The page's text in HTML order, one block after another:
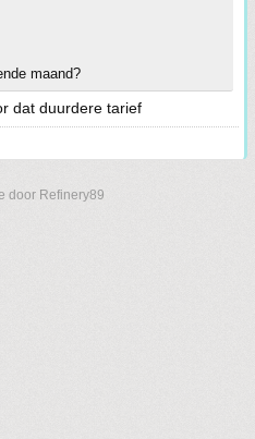
maand?
dat duurdere tarief
door Refinery89